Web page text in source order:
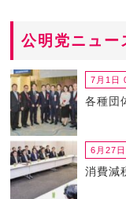
公明党ニュー
7月1日
各種団
6月27
消費減